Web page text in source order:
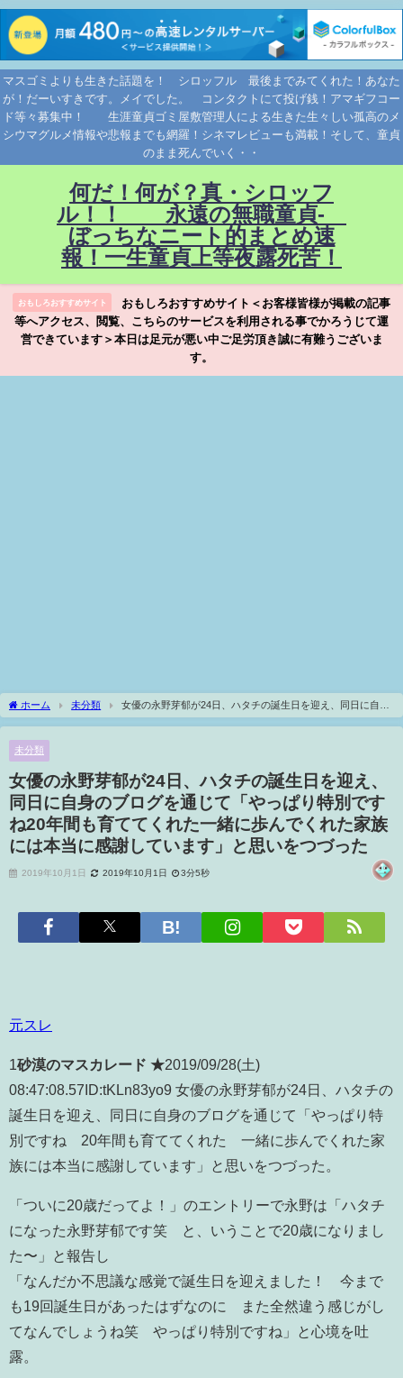
マスゴミよりも生きた話題を！ シロッフル 最後までみてくれた！あなた
が！だーいすきです。メイでした。 コンタクトにて投げ銭！アマギフコー
ド等々募集中！ 生涯童貞ゴミ屋敷管理人による生きた生々しい孤高のメ
シウマグルメ情報や悲報までも網羅！シネマレビューも満載！そして、童貞
のまま死んでいく・・
何だ！何が？真・シロッフ
ル！！ 永遠の無職童貞-
ぼっちなニート的まとめ速
報！一生童貞上等夜露死苦！
おもしろおすすめサイト
おもしろおすすめサイト＜お客様皆様が掲載の記事
等へアクセス、閲覧、こちらのサービスを利用される事でかろうじて運
営できています＞本日は足元が悪い中ご足労頂き誠に有難うございま
す。
ホーム 未分類
女優の永野芽郁が24日、ハタチの誕生日を迎え、同日に自身
のブログを通じて「やっぱり特別ですね20年間も育ててくれた一緒に歩んでくれた家
未分類
女優の永野芽郁が24日、ハタチの誕生日を迎え、
同日に自身のブログを通じて「やっぱり特別です
ね20年間も育ててくれた一緒に歩んでくれた家族
には本当に感謝しています」と思いをつづった
2019年10月1日 2019年10月1日 3分5秒
元スレ
1 砂漠のマスカレード ★2019/09/28(土)
08:47:08.57 ID:tKLn83yo9 女優の永野芽郁が24日、ハタチの
誕生日を迎え、同日に自身のブログを通じて「やっぱり特
別ですね 20年間も育ててくれた 一緒に歩んでくれた家
族には本当に感謝しています」と思いをつづった。
「ついに20歳だってよ！」のエントリーで永野は「ハタチ
になった永野芽郁です笑 と、いうことで20歳になりまし
た〜」と報告し
「なんだか不思議な感覚で誕生日を迎えました！ 今まで
も19回誕生日があったはずなのに また全然違う感じがし
てなんでしょうね笑 やっぱり特別ですね」と心境を吐
露。